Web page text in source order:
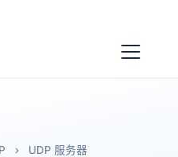
› UDP 服务器